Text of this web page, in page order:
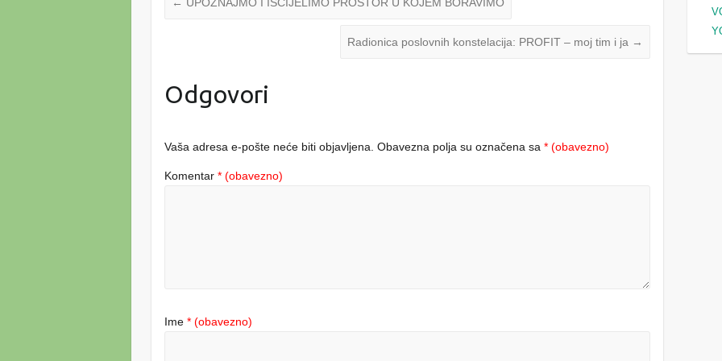
Radionica poslovnih konstelacija: PROFIT – moj tim i ja →
Odgovori
Vaša adresa e-pošte neće biti objavljena. Obavezna polja su označena sa* (obavezno)
Komentar* (obavezno)
Ime* (obavezno)